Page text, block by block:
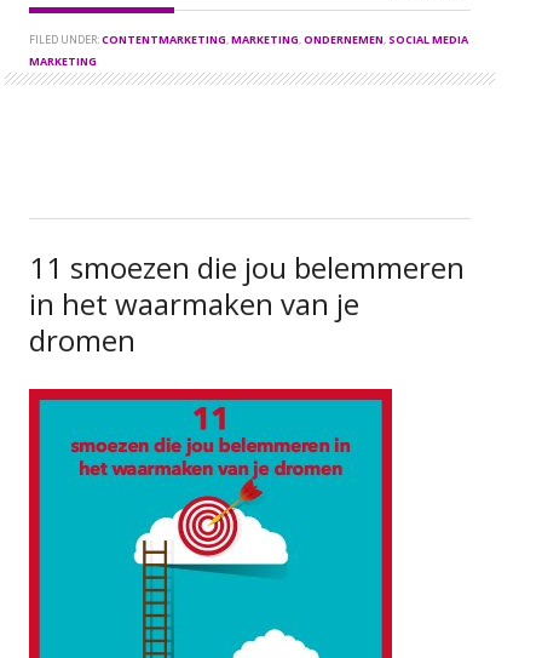
FILED UNDER:CONTENTMARKETING,MARKETING,ONDERNEMEN, SOCIAL MEDIA
MARKETING
11 smoezen die jou belemmeren
in het waarmaken van je
dromen